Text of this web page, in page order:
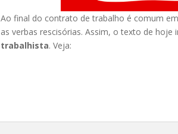
Ao final do contrato de trabalho é comum
as verbas rescisórias. Assim, o texto de
trabalhista. Veja: